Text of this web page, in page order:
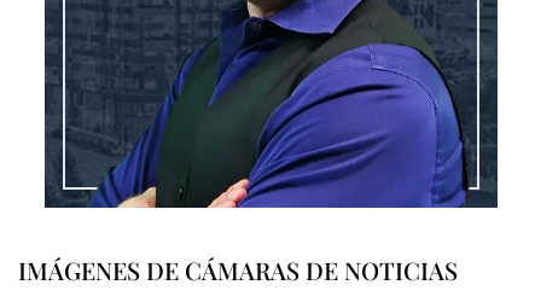
IMÁGENES DE CÁMARAS DE NOTICIAS